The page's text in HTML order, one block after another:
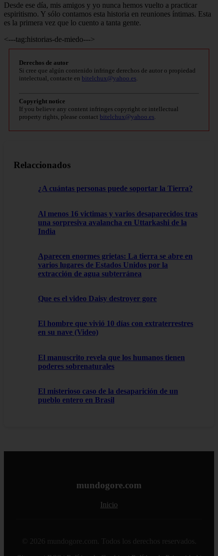
Desde ese día, mis amigos y yo nunca hemos vuelto a practicar
espiritismo. Y sólo contamos esta historia en reuniones íntimas. Esta
es la primera vez que lo cuento a tanta gente.
<---tag:historias-de-miedo--->
Derechos de autor
Si cree que algún contenido infringe derechos de autor o propiedad
intelectual, contacte en bitelchux@yahoo.es
Copyright notice
If you believe any content infringes copyright or intellectual
property rights, please contact bitelchux@yahoo.es
Relaccionados
¿A cuántas personas puede soportar la Tierra?
Al menos 16 victimas y varios desaparecidos tras
una sorpresiva avalancha en Uttarkashi de la
India
Aparecen enormes grietas: La tierra se abre en
varios lugares de Estados Unidos por la
extracción de agua subterránea
Que es el video Daisy destroyer gore
El hombre que vivió 10 días con extraterrestres
en su nave (Video)
El manuscrito revela que los humanos tienen
poderes sobrenaturales
El misterioso caso de la desaparición de un
pueblo entero en Brasil
mundogore.com
Inicio
© 2026 mundogore.com. Todos los derechos reservados.